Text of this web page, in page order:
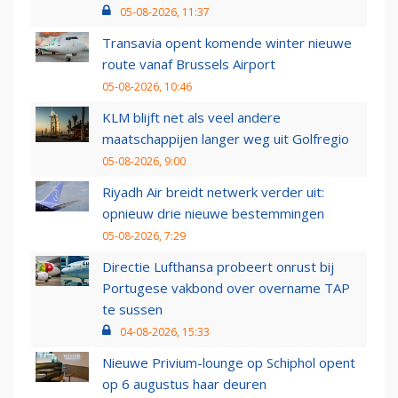
05-08-2026, 11:37
Transavia opent komende winter nieuwe
route vanaf Brussels Airport
05-08-2026, 10:46
KLM blijft net als veel andere
maatschappijen langer weg uit Golfregio
05-08-2026, 9:00
Riyadh Air breidt netwerk verder uit:
opnieuw drie nieuwe bestemmingen
05-08-2026, 7:29
Directie Lufthansa probeert onrust bij
Portugese vakbond over overname TAP
te sussen
04-08-2026, 15:33
Nieuwe Privium-lounge op Schiphol opent
op 6 augustus haar deuren